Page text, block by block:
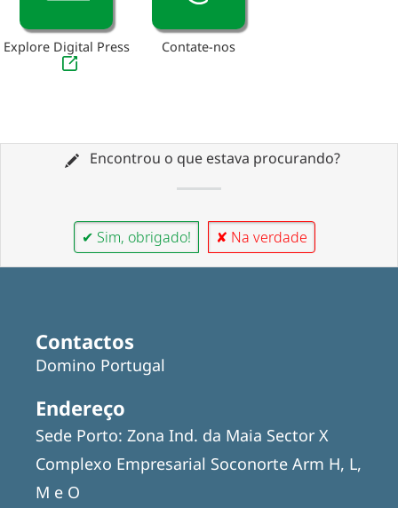
Explore Digital Press Contate-nos
Encontrou o que estava procurando?
✔ Sim, obrigado! ✘ Na verdade
Contactos
Domino Portugal
Endereço
Sede Porto: Zona Ind. da Maia Sector X
Complexo Empresarial Soconorte Arm H, L,
M e O